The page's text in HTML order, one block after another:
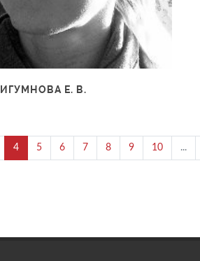
ИГУМНОВА Е. В.
4 5 6 7 8 9 10 ...